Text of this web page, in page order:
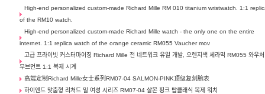
High-end personalized custom-made Richard Mille RM 010 titanium wristwatch. 1:1
of the RM10 watch.
High-end personalized custom-made Richard Mille watch - the only one on the entire
internet. 1:1 replica watch of the orange ceramic RM055 Vaucher mov
고급 프라이빗 커스터마이징 Richard Mille 전 네트워크 유일 개발, 오렌지색 세라믹 RM055 와우처
무브먼트 1:1 복제 시계
高端定制Richard Mille女士系列RM07-04 SALMON-PINK顶级复刻腕表
하이엔드 맞춤형 리처드 밀 여성 시리즈 RM07-04 살몬 핑크 탑클래식 복제 워치